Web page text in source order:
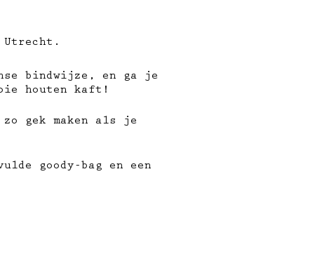
bindwijze, en ga je
houten kaft!
gek maken als je
goody-bag en een